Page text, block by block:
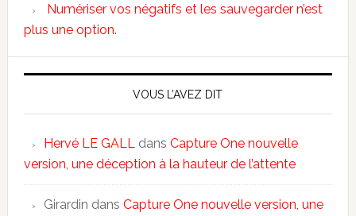
Numériser vos négatifs et les sauvegarder n’est
plus une option.
VOUS L’AVEZ DIT
Hervé LE GALL dans Capture One nouvelle
version, une déception à la hauteur de l’attente
Girardin dans Capture One nouvelle version, une